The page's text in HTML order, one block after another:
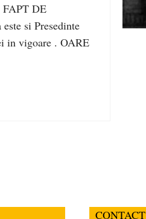
DE
si Presedinte
in vigoare . OARE
CONTACT